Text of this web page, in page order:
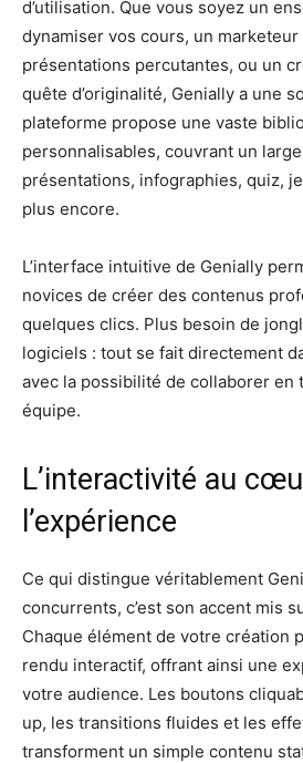
d’utilisation. Que vous soyez un
dynamiser vos cours, un
présentations percutantes, ou un
quête d’originalité, Genially a une
plateforme propose une vaste
personnalisables, couvrant un
présentations, infographies, quiz,
plus encore.
L’interface intuitive de Genially
novices de créer des contenus
quelques clics. Plus besoin de
logiciels : tout se fait directement
avec la possibilité de collaborer en
équipe.
L’interactivité au
l’expérience
Ce qui distingue véritablement
concurrents, c’est son accent mis
Chaque élément de votre création
rendu interactif, offrant ainsi une
votre audience. Les boutons
up, les transitions fluides et les
transforment un simple contenu